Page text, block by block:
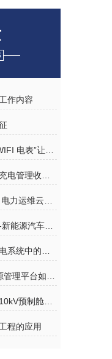
作内容
程的应用